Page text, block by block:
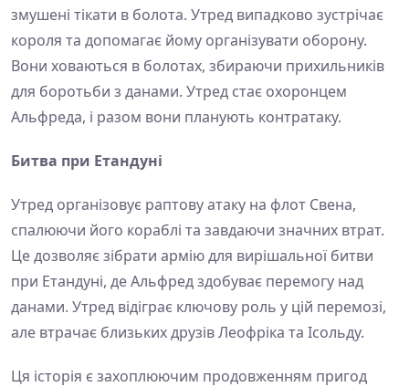
змушені тікати в болота. Утред випадково зустрічає
короля та допомагає йому організувати оборону.
Вони ховаються в болотах, збираючи прихильників
для боротьби з данами. Утред стає охоронцем
Альфреда, і разом вони планують контратаку.
Битва при Етандуні
Утред організовує раптову атаку на флот Свена,
спалюючи його кораблі та завдаючи значних втрат.
Це дозволяє зібрати армію для вирішальної битви
при Етандуні, де Альфред здобуває перемогу над
данами. Утред відіграє ключову роль у цій перемозі,
але втрачає близьких друзів Леофріка та Ісольду.
Ця історія є захоплюючим продовженням пригод